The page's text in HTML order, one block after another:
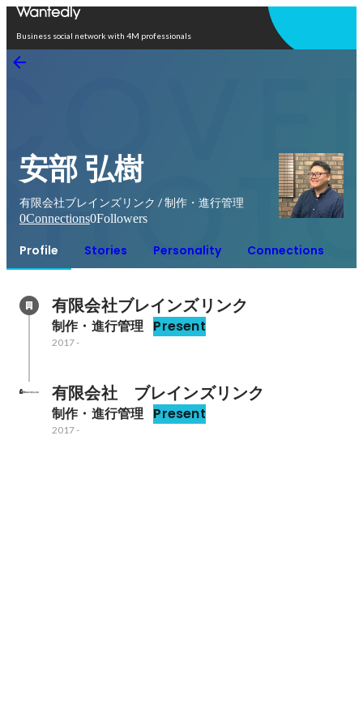
Business social network with 4M professionals
安部 弘樹
有限会社ブレインズリンク / 制作・進行管理
0Connections0Followers
Profile Stories Personality Connections
有限会社ブレインズリンク
制作・進行管理 Present
2017-
有限会社　ブレインズリンク
制作・進行管理 Present
2017-